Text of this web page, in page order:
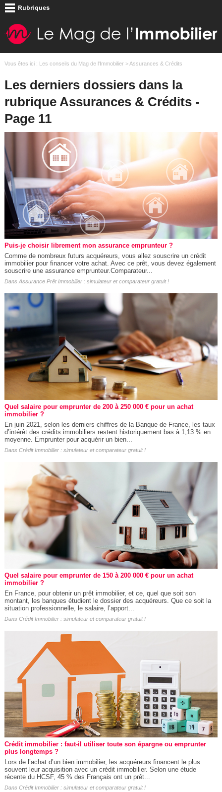
Vous êtes ici : Les conseils du Mag de l'Immobilier> Assurances & Crédits
Les derniers dossiers dans la
rubrique Assurances & Crédits -
Page 11
Puis-je choisir librement mon assurance emprunteur ?
Comme de nombreux futurs acquéreurs, vous allez souscrire un crédit
immobilier pour financer votre achat. Avec ce prêt, vous devez également
souscrire une assurance emprunteur.Comparateur...
Dans Assurance Prêt Immobilier : simulateur et comparateur gratuit !
Quel salaire pour emprunter de 200 à 250 000 € pour un achat
immobilier ?
En juin 2021, selon les derniers chiffres de la Banque de France, les taux
d’intérêt des crédits immobiliers restent historiquement bas à 1,13 % en
moyenne. Emprunter pour acquérir un bien...
Dans Crédit Immobilier : simulateur et comparateur gratuit !
Quel salaire pour emprunter de 150 à 200 000 € pour un achat
immobilier ?
En France, pour obtenir un prêt immobilier, et ce, quel que soit son
montant, les banques étudient le dossier des acquéreurs. Que ce soit la
situation professionnelle, le salaire, l’apport...
Dans Crédit Immobilier : simulateur et comparateur gratuit !
Crédit immobilier : faut-il utiliser toute son épargne ou emprunter
plus longtemps ?
Lors de l’achat d’un bien immobilier, les acquéreurs financent le plus
souvent leur acquisition avec un crédit immobilier. Selon une étude
récente du HCSF, 45 % des Français ont un prêt...
Dans Crédit Immobilier : simulateur et comparateur gratuit !